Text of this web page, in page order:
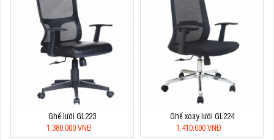
Ghế lưới GL223
1.380.000 VNĐ
Ghế xoay lưới GL224
1.410.000 VNĐ